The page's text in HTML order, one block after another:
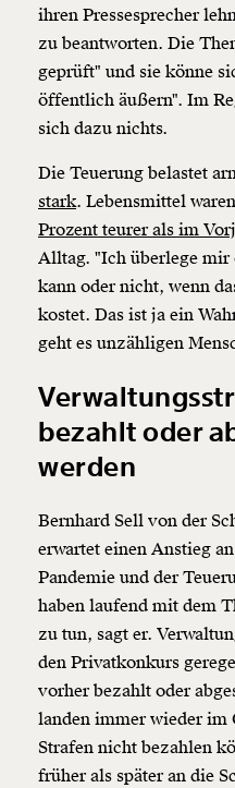
ihren Pressesprecher
zu beantworten. Die
geprüft" und sie könne
öffentlich äußern". Im
sich dazu nichts.
Die Teuerung belastet
stark. Lebensmittel
Prozent teurer als im
Alltag. "Ich überlege
kann oder nicht, wenn
kostet. Das ist ja ein
geht es unzähligen
bezahlt oder
werden
Bernhard Sell von der
erwartet einen Anstieg
Pandemie und der
haben laufend mit dem
zu tun, sagt er.
den Privatkonkurs
vorher bezahlt oder
landen immer wieder im
Strafen nicht bezahlen
früher als später an die